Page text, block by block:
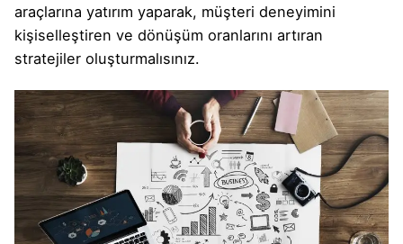
araçlarına yatırım yaparak, müşteri deneyimini
kişiselleştiren ve dönüşüm oranlarını artıran
stratejiler oluşturmalısınız.